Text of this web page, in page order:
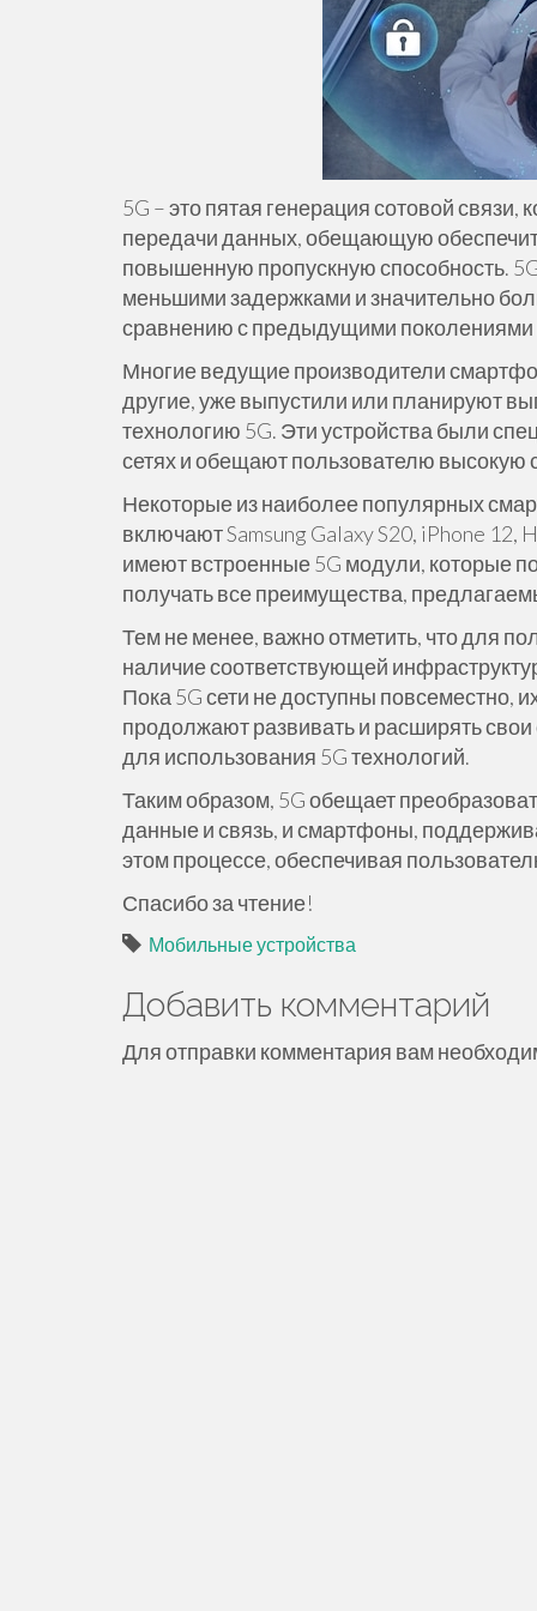
5G – это пятая генерация сотовой
передачи данных, обещающую
повышенную пропускную способность.
меньшими задержками и значительно
сравнению с предыдущими поколениями
Многие ведущие производители
другие, уже выпустили или планируют
технологию 5G. Эти устройства были
сетях и обещают пользователю высокую
Некоторые из наиболее популярных
включают Samsung Galaxy S20, iPhone 12,
имеют встроенные 5G модули, которые
получать все преимущества,
Тем не менее, важно отметить, что для
наличие соответствующей
Пока 5G сети не доступны повсеместно,
продолжают развивать и расширять
для использования 5G технологий.
Таким образом, 5G обещает
данные и связь, и смартфоны,
этом процессе, обеспечивая
Спасибо за чтение!
Мобильные устройства
Добавить комментарий
Для отправки комментария вам